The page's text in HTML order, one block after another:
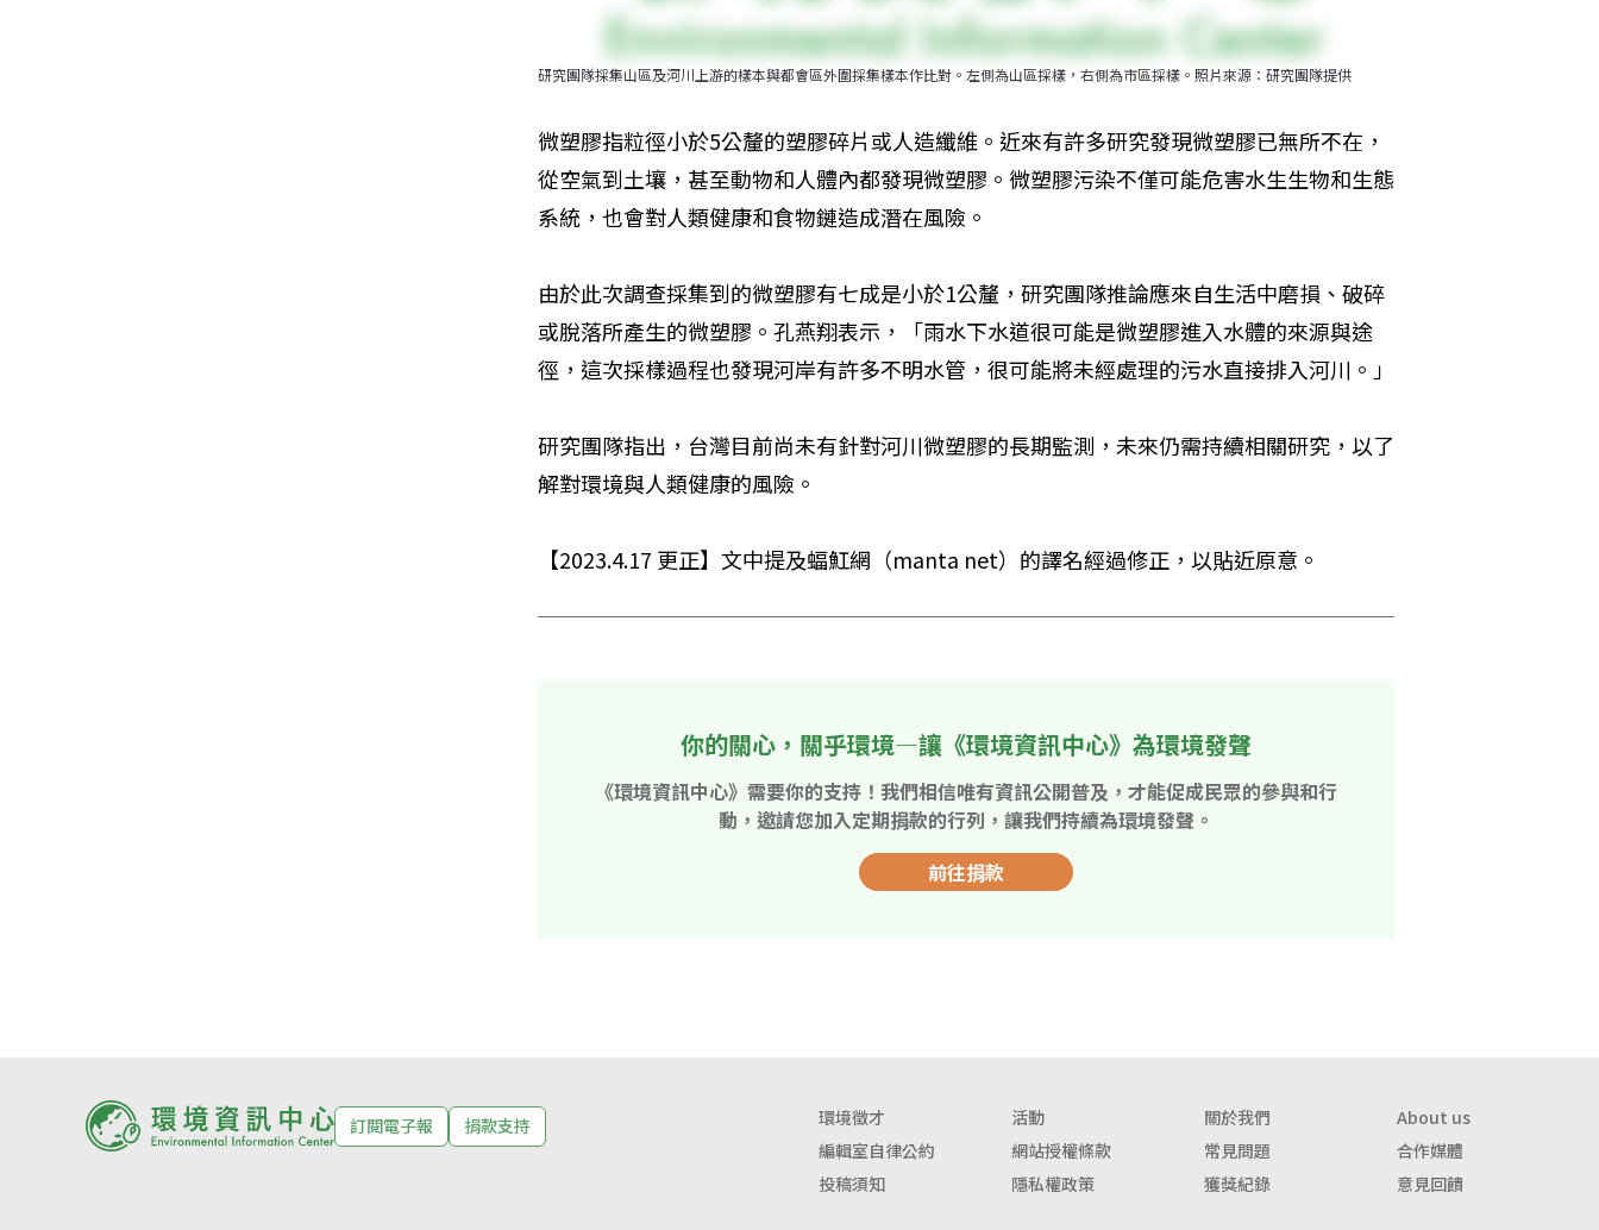
研究團隊採集山區及河川上游的樣本與都會區外圍採集樣本作比對。左側為山區採樣，右側為市區採樣。照片來源：研究團隊提供
微塑膠指粒徑小於5公釐的塑膠碎片或人造纖維。近來有許多研究發現微塑膠已無所不在，
從空氣到土壤，甚至動物和人體內都發現微塑膠。微塑膠污染不僅可能危害水生生物和生態
系統，也會對人類健康和食物鏈造成潛在風險。
由於此次調查採集到的微塑膠有七成是小於1公釐，研究團隊推論應來自生活中磨損、破碎
或脫落所產生的微塑膠。孔燕翔表示，「雨水下水道很可能是微塑膠進入水體的來源與途
徑，這次採樣過程也發現河岸有許多不明水管，很可能將未經處理的污水直接排入河川。」
研究團隊指出，台灣目前尚未有針對河川微塑膠的長期監測，未來仍需持續相關研究，以了
解對環境與人類健康的風險。
【2023.4.17 更正】文中提及蝠魟網（manta net）的譯名經過修正，以貼近原意。
你的關心，關乎環境—讓《環境資訊中心》為環境發聲
《環境資訊中心》需要你的支持！我們相信唯有資訊公開普及，才能促成民眾的參與和行
動，邀請您加入定期捐款的行列，讓我們持續為環境發聲。
前往捐款
訂閱電子報 捐款支持 環境徵才 活動 關於我們
About us
編輯室自律公約
網站授權條款 常見問題
合作媒體
投稿須知
隱私權政策 獲獎紀錄 意見回饋